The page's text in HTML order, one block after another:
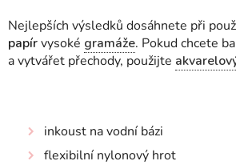
Nejlepších výsledků dosáhnete při
papírvysoké gramáže. Pokud chcete
a vytvářet přechody, použijte
inkoust na vodní bázi
flexibilní nylonový hrot